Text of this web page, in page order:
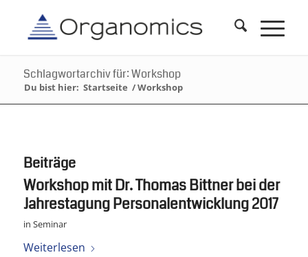
Schlagwortarchiv für: Workshop
Du bist hier: Startseite /Workshop
Beiträge
Workshop mit Dr. Thomas Bittner bei der
Jahrestagung Personalentwicklung 2017
in Seminar
Weiterlesen